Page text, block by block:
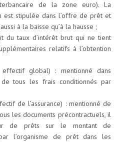
de la zone euro). La
est stipulée dans l’offre de prêt et
à la baisse qu’à la hausse ;
du taux d’intérêt brut qui ne tient
relatifs à l’obtention
global) : mentionné dans
tous les frais conditionnés par
de l’assurance) : mentionné de
les documents précontractuels, il
de prêts sur le montant de
l’organisme de prêt dans les